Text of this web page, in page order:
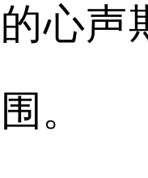
的心声
围。